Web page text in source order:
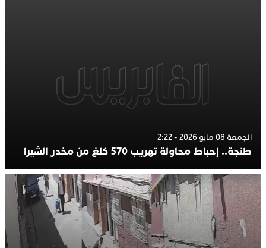
الجمعة 08 مايو 2026 - 2:22
طنجة.. إحباط محاولة تهريب 570 كلغ من مخدر الشيرا